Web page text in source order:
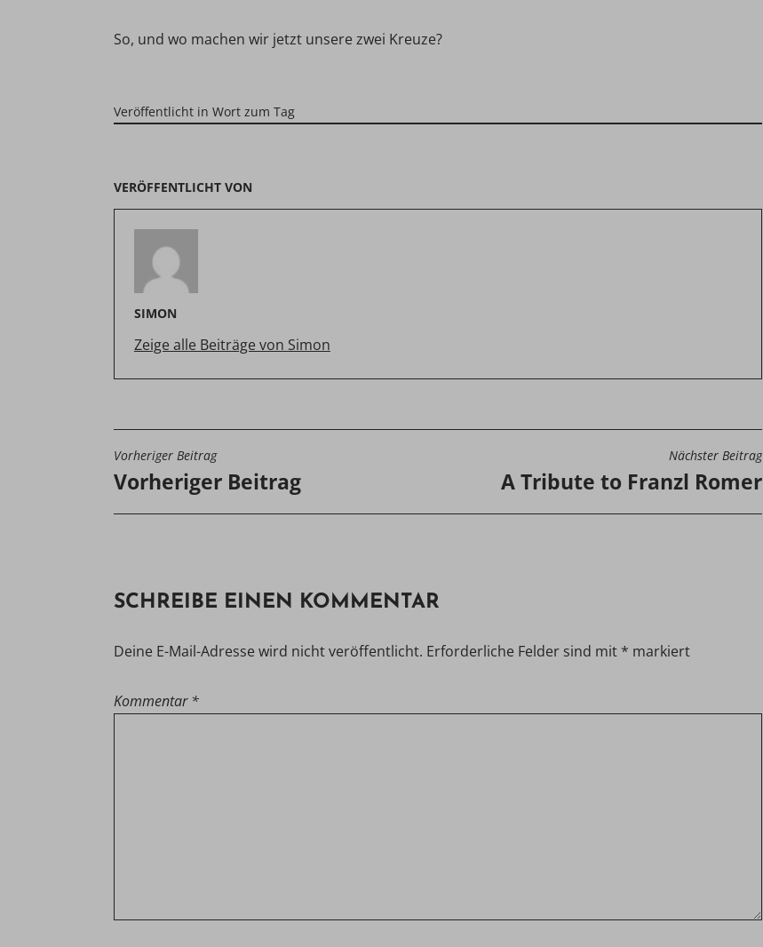
So, und wo machen wir jetzt unsere zwei Kreuze?
Veröffentlicht in Wort zum Tag
VERÖFFENTLICHT VON
SIMON
Zeige alle Beiträge von Simon
BEITRAGSNAVIGATION
Vorheriger Beitrag
Vorheriger Beitrag
Nächster Beitrag
A Tribute to Franzl Romer
SCHREIBE EINEN KOMMENTAR
Deine E-Mail-Adresse wird nicht veröffentlicht. Erforderliche Felder sind mit * markiert
Kommentar *